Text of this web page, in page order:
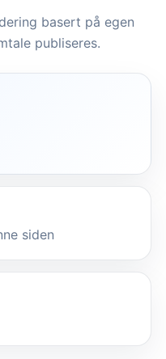
basert på egen
publiseres.
siden